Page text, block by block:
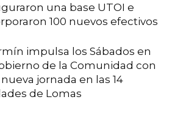
una base UTOI e
100 nuevos efectivos
impulsa los Sábados en
de la Comunidad con
jornada en las 14
de Lomas